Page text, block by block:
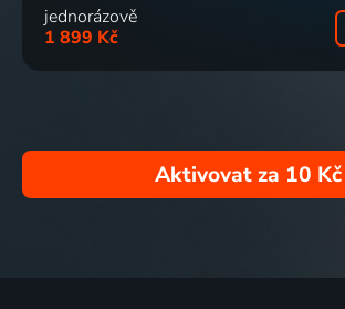
jednorázově
1 899 Kč
Aktivovat za 10 Kč